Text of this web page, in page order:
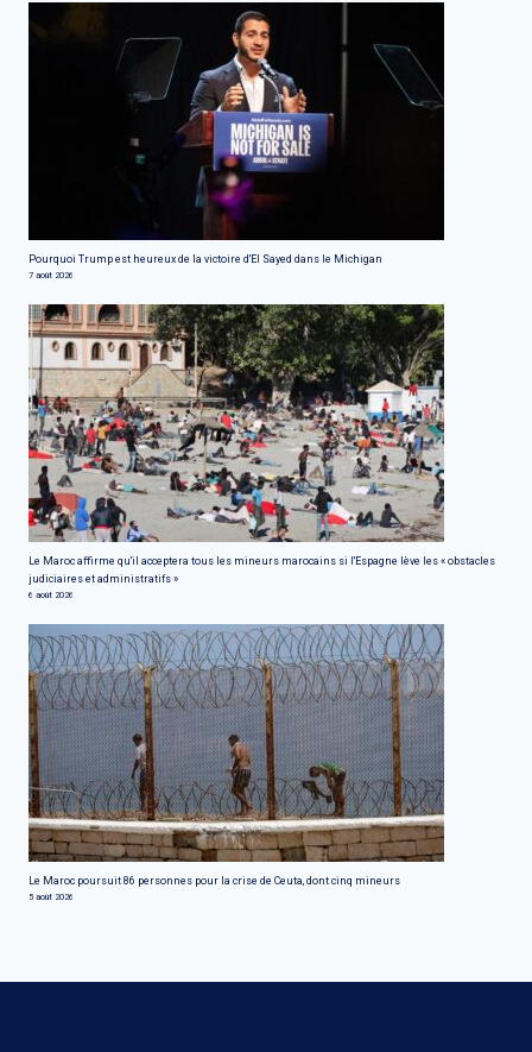
Pourquoi Trump est heureux de la victoire d'El Sayed dans le Michigan
7 août 2026
Le Maroc affirme qu'il acceptera tous les mineurs marocains si l'Espagne lève les « obstacles
judiciaires et administratifs »
6 août 2026
Le Maroc poursuit 86 personnes pour la crise de Ceuta, dont cinq mineurs
5 août 2026